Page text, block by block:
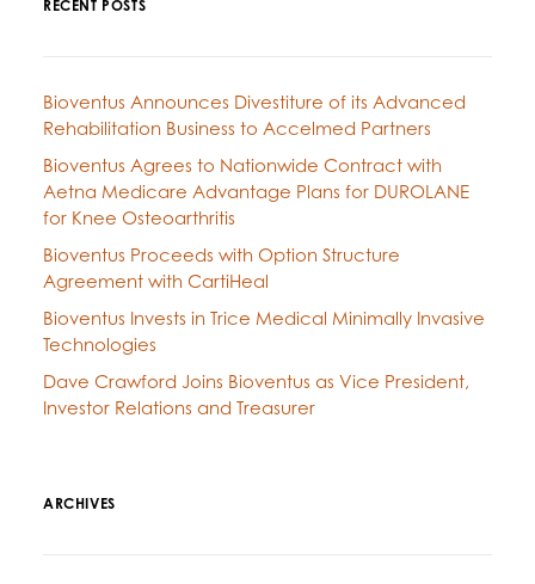
RECENT POSTS
Bioventus Announces Divestiture of its Advanced
Rehabilitation Business to Accelmed Partners
Bioventus Agrees to Nationwide Contract with
Aetna Medicare Advantage Plans for DUROLANE
for Knee Osteoarthritis
Bioventus Proceeds with Option Structure
Agreement with CartiHeal
Bioventus Invests in Trice Medical Minimally Invasive
Technologies
Dave Crawford Joins Bioventus as Vice President,
Investor Relations and Treasurer
ARCHIVES